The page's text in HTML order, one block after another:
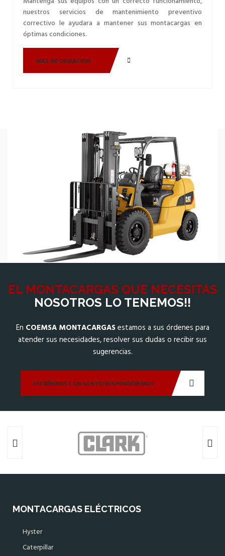
nuestros servicios de mantenimiento preventivo
correctivo le ayudara a mantener sus montacargas en
óptimas condiciones.
MÁS INFORMACIÓN
EL MONTACARGAS QUE NECESITAS
NOSOTROS LO TENEMOS!!
En COEMSA MONTACARGASestamos a sus órdenes para
atender sus necesidades, resolver sus dudas o recibir sus
sugerencias.
ESCRÍBENOS CON GUSTO RESPONDEREMOS
MONTACARGAS ELÉCTRICOS
Hyster
Caterpillar